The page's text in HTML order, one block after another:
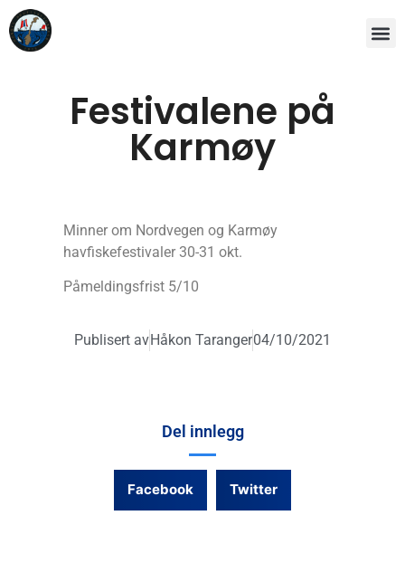
Festivalene på
Karmøy
Minner om Nordvegen og Karmøy
havfiskefestivaler 30-31 okt.
Påmeldingsfrist 5/10
Publisert avHåkon Taranger04/10/2021
Del innlegg
Facebook Twitter